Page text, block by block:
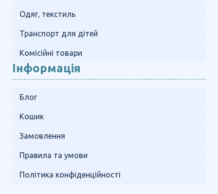
Одяг, текстиль
Транспорт для дітей
Комісійні товари
Інформація
Блог
Кошик
Замовлення
Правила та умови
Політика конфіденційності